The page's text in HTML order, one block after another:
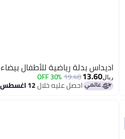
اديداس بدلة رياضية للأطفال بيضاء -
ريال13.60
19.48
30% OFF
احصل عليه خلال12 اغسطس